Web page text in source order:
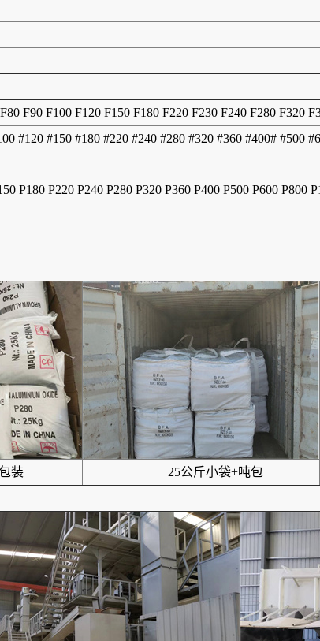
F90 F100 F120 F150 F180 F220 F230 F240 F280 F320
#120 #150 #180 #220 #240 #280 #320 #360 #400# #500
P180 P220 P240 P280 P320 P360 P400 P500 P600 P800
装 25公斤小袋+吨包